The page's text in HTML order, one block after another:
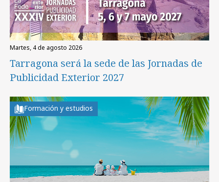
martes, 4 de agosto 2026
Tarragona será la sede de las Jornadas de
Publicidad Exterior 2027
Formación y estudios